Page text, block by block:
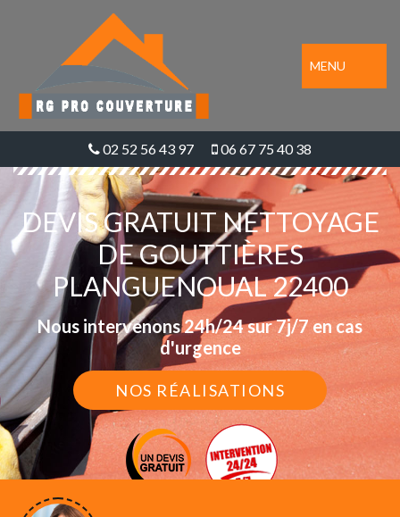
MENU
02 52 56 43 97 06 67 75 40 38
DEVIS GRATUIT NETTOYAGE
DE GOUTTIÈRES
PLANGUENOUAL 22400
Nous intervenons 24h/24 sur 7j/7 en cas
d'urgence
NOS RÉALISATIONS